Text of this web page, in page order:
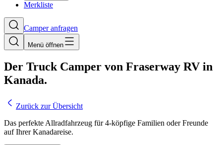
Merkliste
Camper anfragen
Menü öffnen
Der Truck Camper von Fraserway RV in
Kanada.
Zurück zur Übersicht
Das perfekte Allradfahrzeug für 4-köpfige Familien oder Freunde
auf Ihrer Kanadareise.